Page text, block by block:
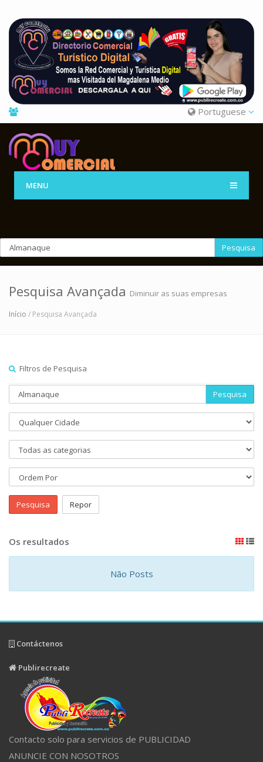
Portuguese
MENU
Pesquisa
Pesquisa Avançada Diminuir as suas empresas
Início / Pesquisa Avançada
Filtros de Pesquisa
Pesquisa
Pesquisa Repor
Os resultados
Não Posts
Contáctenos
Publirecreate
Contacto solo para servicios de PUBLICIDAD
ANUNCIE CON NOSOTROS